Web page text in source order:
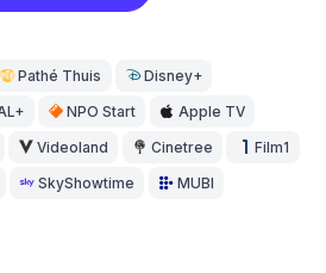
Pathé Thuis Disney+
NPO Start Apple TV
Videoland Cinetree Film1
SkyShowtime MUBI